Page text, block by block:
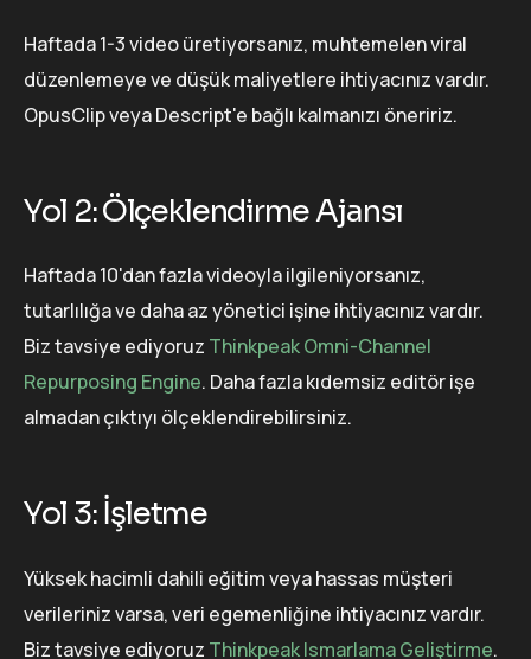
Haftada 1-3 video üretiyorsanız, muhtemelen viral
düzenlemeye ve düşük maliyetlere ihtiyacınız vardır.
OpusClip veya Descript'e bağlı kalmanızı öneririz.
Yol 2: Ölçeklendirme Ajansı
Haftada 10'dan fazla videoyla ilgileniyorsanız,
tutarlılığa ve daha az yönetici işine ihtiyacınız vardır.
Biz tavsiye ediyoruz Thinkpeak Omni-Channel
Repurposing Engine. Daha fazla kıdemsiz editör işe
almadan çıktıyı ölçeklendirebilirsiniz.
Yol 3: İşletme
Yüksek hacimli dahili eğitim veya hassas müşteri
verileriniz varsa, veri egemenliğine ihtiyacınız vardır.
Biz tavsiye ediyoruz Thinkpeak Ismarlama Geliştirme.